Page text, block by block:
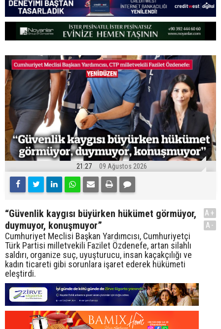
21:27 09 Ağustos 2026
“Güvenlik kaygısı büyürken hükümet görmüyor,
duymuyor, konuşmuyor”
Cumhuriyet Meclisi Başkan Yardımcısı, Cumhuriyetçi
Türk Partisi milletvekili Fazilet Özdenefe, artan silahlı
saldırı, organize suç, uyuşturucu, insan kaçakçılığı ve
kadın ticareti gibi sorunlara işaret ederek hükümeti
eleştirdi.
A+
A-